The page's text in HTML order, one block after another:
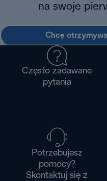
na swoje
Chcę
Często zadawane
pytania
Potrzebujesz
pomocy?
Skontaktuj się z